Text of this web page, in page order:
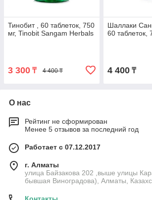
Тинобит , 60 таблеток, 750
мг, Tinobit Sangam Herbals
3 300 ₸ 4 400 ₸
Шаллаки
60 таблеток,
4 400₸
О нас
Рейтинг не сформирован
Менее 5 отзывов за последний год
Работает с 07.12.2017
г. Алматы
улица Байзакова 202 ,выше улицы
бывшая Виноградова), Алматы,